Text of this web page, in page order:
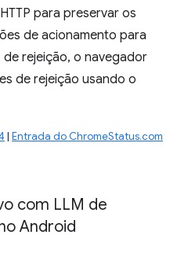
para preservar os
de acionamento para
rejeição, o navegador
de rejeição usando o
| Entrada do ChromeStatus.com
com LLM de
Android